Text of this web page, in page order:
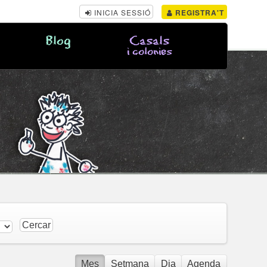
INICIA SESSIÓ REGISTRA'T
Blog Casals
i colonies
Mes Setmana Dia Agenda